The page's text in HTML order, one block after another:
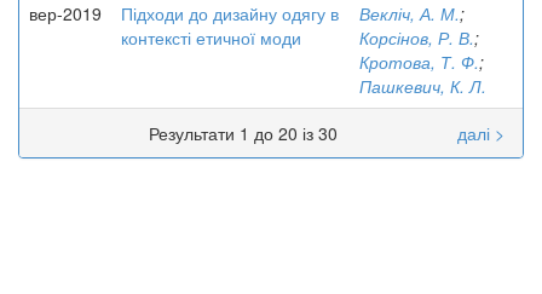
вер-2019
Підходи до дизайну одягу в
контексті етичної моди
Векліч, А. М.;
Корсінов, Р. В.;
Кротова, Т. Ф.;
Пашкевич, К. Л.
Результати 1 до 20 із 30
далі >